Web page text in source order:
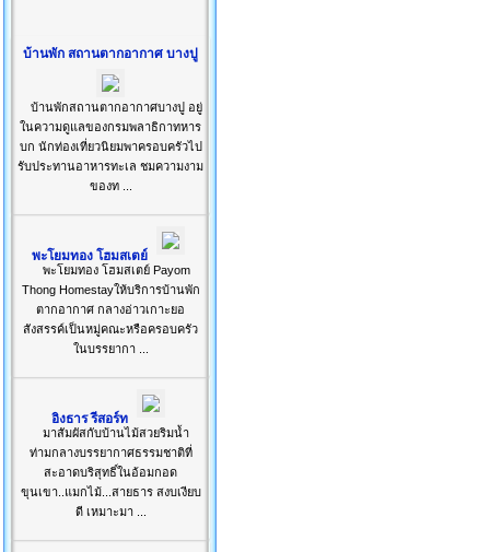
บ้านพัก สถานตากอากาศ บางปู
บ้านพักสถานตากอากาศบางปู อยู่
ในความดูแลของกรมพลาธิกาทหาร
บก นักท่องเที่ยวนิยมพาครอบครัวไป
รับประทานอาหารทะเล ชมความงาม
ของท ...
พะโยมทอง โฮมสเตย์
พะโยมทอง โฮมสเตย์ Payom
Thong Homestayให้บริการบ้านพัก
ตากอากาศ กลางอ่าวเกาะยอ
สังสรรค์เป็นหมู่คณะหรือครอบครัว
ในบรรยากา ...
อิงธาร รีสอร์ท
มาสัมผัสกับบ้านไม้สวยริมน้ำ
ท่ามกลางบรรยากาศธรรมชาติที่
สะอาดบริสุทธิ์ในอ้อมกอด
ขุนเขา..แมกไม้...สายธาร สงบเงียบ
ดี เหมาะมา ...